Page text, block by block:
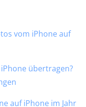
vom iPhone auf
übertragen?
auf iPhone im Jahr